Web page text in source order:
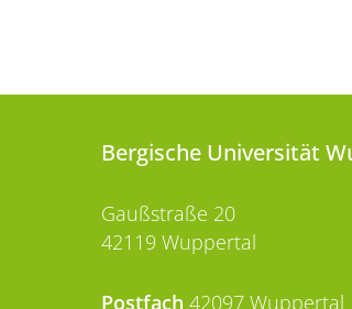
Bergische Universität
Gaußstraße 20
42119 Wuppertal
Postfach 42097 Wuppertal